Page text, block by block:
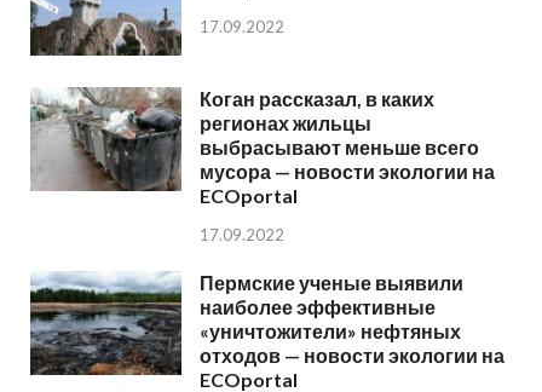
17.09.2022
Коган рассказал, в каких
регионах жильцы
выбрасывают меньше всего
мусора — новости экологии на
ECOportal
17.09.2022
Пермские ученые выявили
наиболее эффективные
«уничтожители» нефтяных
отходов — новости экологии на
ECOportal